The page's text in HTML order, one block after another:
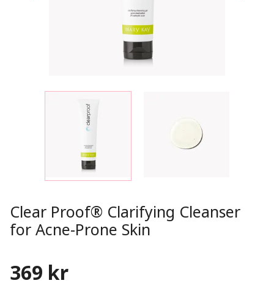
Clear Proof® Clarifying Cleanser
for Acne-Prone Skin
369 kr